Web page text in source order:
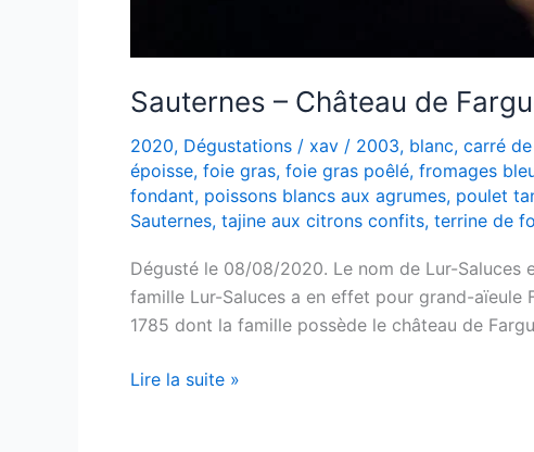
Sauternes – Château de
2020, Dégustations / xav / 2003, blanc, carré
époisse, foie gras, foie gras poêlé, fromages
fondant, poissons blancs aux agrumes, poulet
Sauternes, tajine aux citrons confits, terrine de
Dégusté le 08/08/2020. Le nom de Lur-Saluces
famille Lur-Saluces a en effet pour grand-aïeule
1785 dont la famille possède le château de
Sauternes
Lire la suite »